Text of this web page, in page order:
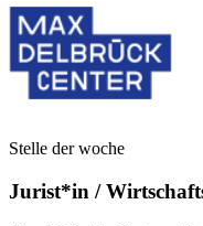
Stelle der woche
Jurist*in /